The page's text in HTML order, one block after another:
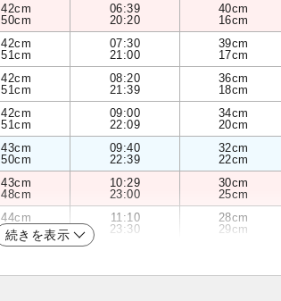
42cm
50cm
06:39
20:20
40cm
16cm
42cm
51cm
07:30
21:00
39cm
17cm
42cm
51cm
08:20
21:39
36cm
18cm
42cm
51cm
09:00
22:09
34cm
20cm
43cm
50cm
09:40
22:39
32cm
22cm
43cm
48cm
10:29
23:00
30cm
25cm
44cm
46cm
11:10
23:30
28cm
29cm
続きを表示